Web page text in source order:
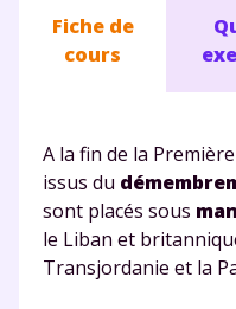
Fiche de
cours
A la fin de la
issus du
sont placés sous
le Liban et
Transjordanie et la